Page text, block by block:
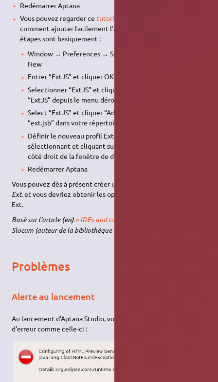
Redémarrer Aptana
Vous pouvez regarder ce tutoriel sur l'IDE Spket
comment ajouter facilement l'assistance du code Ext JS. Les
étapes sont basiquement :
Window → Preferences → Spket → JavaScript Profiles →
New
Entrer “ExtJS” et cliquer OK
Selectionner “ExtJS” et cliquer “Add Library”, puis choisir
“ExtJS” depuis le menu déroulant
Select “ExtJS” et cliquer “Add File”, puis choisir le fichier
“ext.jsb” dans votre répertoire “./ext-2.x/source”
Définir le nouveau profil ExtJS par défaut en le
sélectionnant et cliquant sur le bouton “Default” sur le
côté droit de la fenêtre de dialogue “JavaScript Profiles”
Redémarrer Aptana
Vous pouvez dès à présent créer un nouveau fichier JS, taper
Ext.et vous devriez obtenir les options de complétion de code
Ext.
Basé sur l'article(en) « IDEs and tools for Ext JS 2.0 »
Slocum (auteur de la bibliothèque Ext JS).
Problèmes
Alerte au lancement
Au lancement d'Aptana Studio, vous obtenez une fenêtre
d'erreur comme celle-ci :